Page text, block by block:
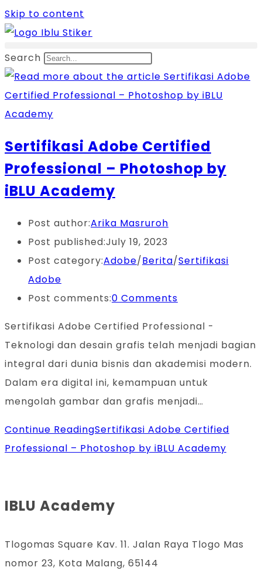
Skip to content
Search
Sertifikasi Adobe Certified
Professional – Photoshop by
iBLU Academy
Post author:Arika Masruroh
Post published:July 19, 2023
Post category:Adobe/Berita/Sertifikasi
Adobe
Post comments:0 Comments
Sertifikasi Adobe Certified Professional -
Teknologi dan desain grafis telah menjadi bagian
integral dari dunia bisnis dan akademisi modern.
Dalam era digital ini, kemampuan untuk
mengolah gambar dan grafis menjadi…
Continue ReadingSertifikasi Adobe Certified
Professional – Photoshop by iBLU Academy
IBLU Academy
Tlogomas Square Kav. 11. Jalan Raya Tlogo Mas
nomor 23, Kota Malang, 65144